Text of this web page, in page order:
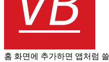
홈 화면에 추가하면 앱처럼